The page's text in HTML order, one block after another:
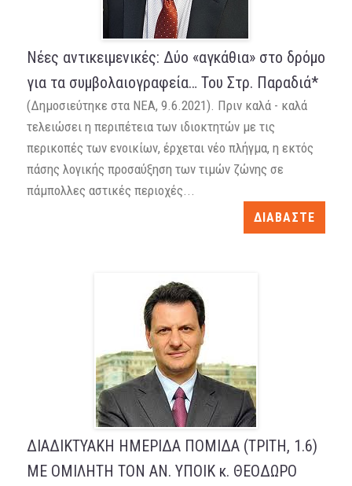
Νέες αντικειμενικές: Δύο «αγκάθια» στο δρόμο
για τα συμβολαιογραφεία… Του Στρ. Παραδιά*
(Δημοσιεύτηκε στα ΝΕΑ, 9.6.2021). Πριν καλά - καλά
τελειώσει η περιπέτεια των ιδιοκτητών με τις
περικοπές των ενοικίων, έρχεται νέο πλήγμα, η εκτός
πάσης λογικής προσαύξηση των τιμών ζώνης σε
πάμπολλες αστικές περιοχές...
ΔΙΑΒΑΣΤΕ
ΔΙΑΔΙΚΤΥΑΚΗ ΗΜΕΡΙΔΑ ΠΟΜΙΔΑ (TΡITH, 1.6)
ΜΕ ΟΜΙΛΗΤΗ ΤΟΝ ΑΝ. ΥΠΟΙΚ κ. ΘΕΟΔΩΡΟ